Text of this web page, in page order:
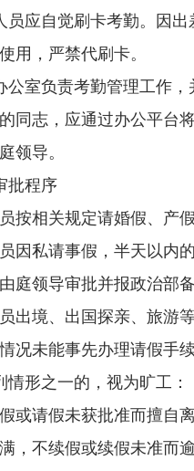
自觉刷卡考勤。因出
，严禁代刷卡。
负责考勤管理工作，
志，应通过办公平台将
领导。
程序
相关规定请婚假、产假
私请事假，半天以内的
庭领导审批并报政治部
境、出国探亲、旅游等
未能事先办理请假手
之一的，视为旷工：
请假未获批准而擅自
不续假或续假未准而